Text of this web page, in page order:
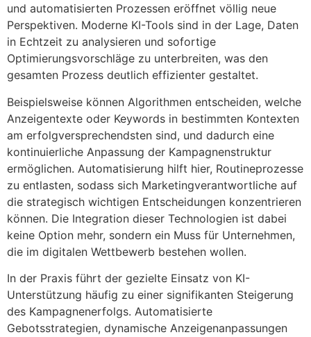
und automatisierten Prozessen eröffnet völlig neue
Perspektiven. Moderne KI-Tools sind in der Lage, Daten
in Echtzeit zu analysieren und sofortige
Optimierungsvorschläge zu unterbreiten, was den
gesamten Prozess deutlich effizienter gestaltet.
Beispielsweise können Algorithmen entscheiden, welche
Anzeigentexte oder Keywords in bestimmten Kontexten
am erfolgversprechendsten sind, und dadurch eine
kontinuierliche Anpassung der Kampagnenstruktur
ermöglichen. Automatisierung hilft hier, Routineprozesse
zu entlasten, sodass sich Marketingverantwortliche auf
die strategisch wichtigen Entscheidungen konzentrieren
können. Die Integration dieser Technologien ist dabei
keine Option mehr, sondern ein Muss für Unternehmen,
die im digitalen Wettbewerb bestehen wollen.
In der Praxis führt der gezielte Einsatz von KI-
Unterstützung häufig zu einer signifikanten Steigerung
des Kampagnenerfolgs. Automatisierte
Gebotsstrategien, dynamische Anzeigenanpassungen